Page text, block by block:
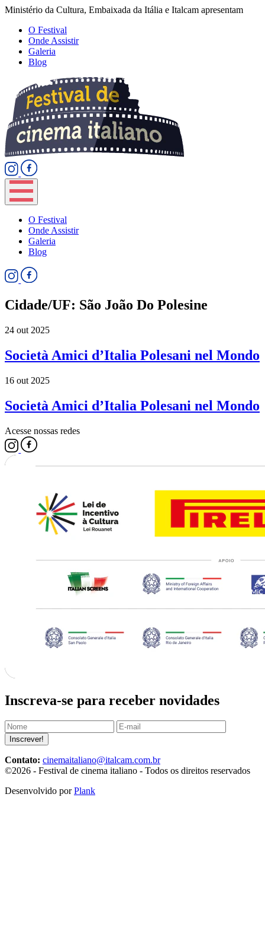
Ministério da Cultura, Embaixada da Itália e Italcam apresentam
O Festival
Onde Assistir
Galeria
Blog
O Festival
Onde Assistir
Galeria
Blog
Cidade/UF: São João Do Polesine
24 out 2025
Società Amici d’Italia Polesani nel Mondo
16 out 2025
Società Amici d’Italia Polesani nel Mondo
Acesse nossas redes
Inscreva-se para receber novidades
Inscrever!
Contato: cinemaitaliano@italcam.com.br
©2026 - Festival de cinema italiano - Todos os direitos reservados
Desenvolvido porPlank